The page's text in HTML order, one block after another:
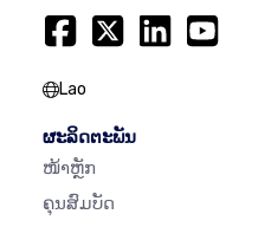
Lao
ຜະລິດຕະພັນ
ໜ້າຫຼັກ
ຄຸນສົມບັດ